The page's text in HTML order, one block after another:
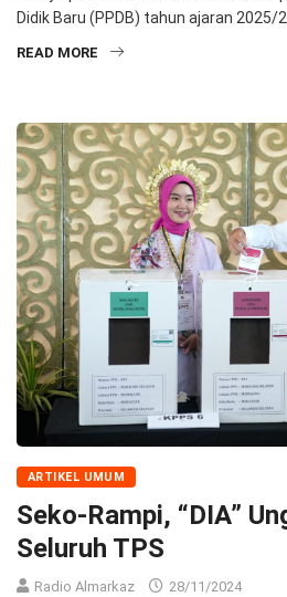
Didik Baru (PPDB) tahun ajaran
READ MORE
ARTIKEL UMUM
Seko-Rampi, “DIA”
Seluruh TPS
Radio Almarkaz 28/11/2024